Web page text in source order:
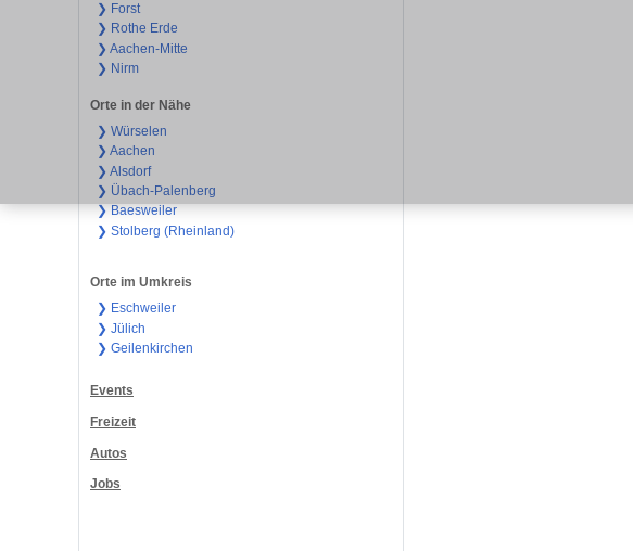
❯ Forst
❯ Rothe Erde
❯ Aachen-Mitte
❯ Nirm
Orte in der Nähe
❯ Würselen
❯ Aachen
❯ Alsdorf
❯ Übach-Palenberg
❯ Baesweiler
❯ Stolberg (Rheinland)
Orte im Umkreis
❯ Eschweiler
❯ Jülich
❯ Geilenkirchen
Events
Freizeit
Autos
Jobs